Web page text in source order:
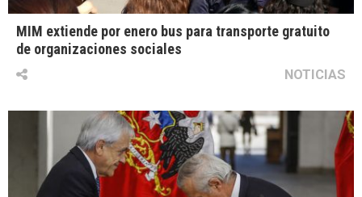
MIM extiende por enero bus para transporte gratuito
de organizaciones sociales
NOTICIAS